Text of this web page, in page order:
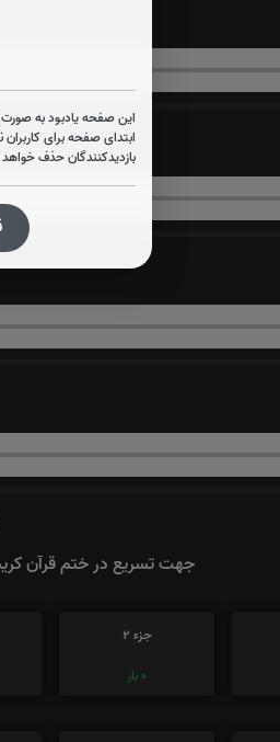
این صفحه یادبود به
ابتدای صفحه برای
بازدیدکنندگان حذف
جهت تسریع در ختم قرآن
جزء 2
0 بار